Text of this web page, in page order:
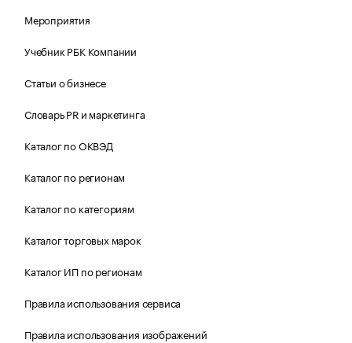
Мероприятия
Учебник РБК Компании
Статьи о бизнесе
Словарь PR и маркетинга
Каталог по ОКВЭД
Каталог по регионам
Каталог по категориям
Каталог торговых марок
Каталог ИП по регионам
Правила использования сервиса
Правила использования изображений